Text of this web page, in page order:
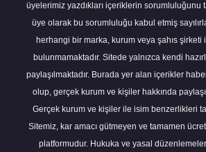
üyelerimiz yazdıkları içeriklerin sorumluluğunu
üye olarak bu sorumluluğu kabul etmiş
herhangi bir marka, kurum veya şahıs şirketi
bulunmamaktadır. Sitede yalnızca kendi
paylaşılmaktadır. Burada yer alan içerikler
olup, gerçek kurum ve kişiler hakkında
Gerçek kurum ve kişiler ile isim benzerlikleri
Sitemiz, kar amacı gütmeyen ve tamamen
platformudur. Hukuka ve yasal